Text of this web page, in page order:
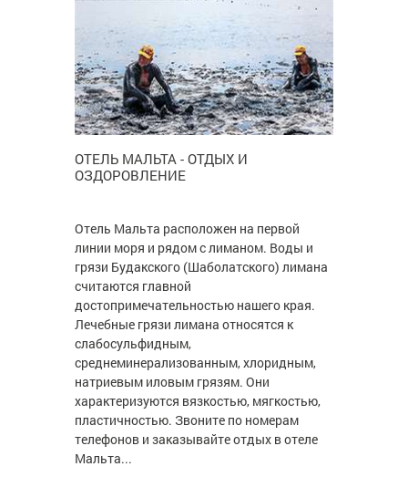
ОТЕЛЬ МАЛЬТА - ОТДЫХ И
ОЗДОРОВЛЕНИЕ
Отель Мальта расположен на первой
линии моря и рядом с лиманом. Воды и
грязи Будакского (Шаболатского) лимана
считаются главной
достопримечательностью нашего края.
Лечебные грязи лимана относятся к
слабосульфидным,
среднеминерализованным, хлоридным,
натриевым иловым грязям. Они
характеризуются вязкостью, мягкостью,
пластичностью. Звоните по номерам
телефонов и заказывайте отдых в отеле
Мальта...